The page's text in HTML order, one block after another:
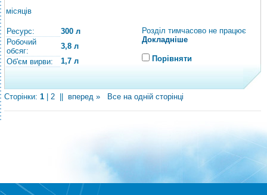
місяців
Ресурс:
300 л
Робочий
обсяг:
3,8 л
Об'єм вирви:
1,7 л
Розділ тимчасово не працює
Докладніше
Порівняти
Сторінки: 1 2 вперед » Все на одній сторінці